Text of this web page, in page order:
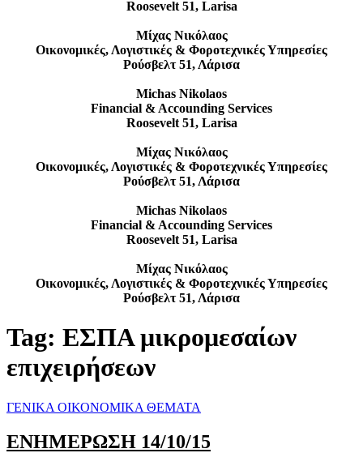
Roosevelt 51, Larisa
Μίχας Νικόλαος
Οικονομικές, Λογιστικές & Φοροτεχνικές Υπηρεσίες
Ρούσβελτ 51, Λάρισα
Michas Nikolaos
Financial & Accounding Services
Roosevelt 51, Larisa
Μίχας Νικόλαος
Οικονομικές, Λογιστικές & Φοροτεχνικές Υπηρεσίες
Ρούσβελτ 51, Λάρισα
Michas Nikolaos
Financial & Accounding Services
Roosevelt 51, Larisa
Μίχας Νικόλαος
Οικονομικές, Λογιστικές & Φοροτεχνικές Υπηρεσίες
Ρούσβελτ 51, Λάρισα
Tag: ΕΣΠΑ μικρομεσαίων
επιχειρήσεων
ΓΕΝΙΚΑ ΟΙΚΟΝΟΜΙΚΑ ΘΕΜΑΤΑ
ΕΝΗΜΕΡΩΣΗ 14/10/15